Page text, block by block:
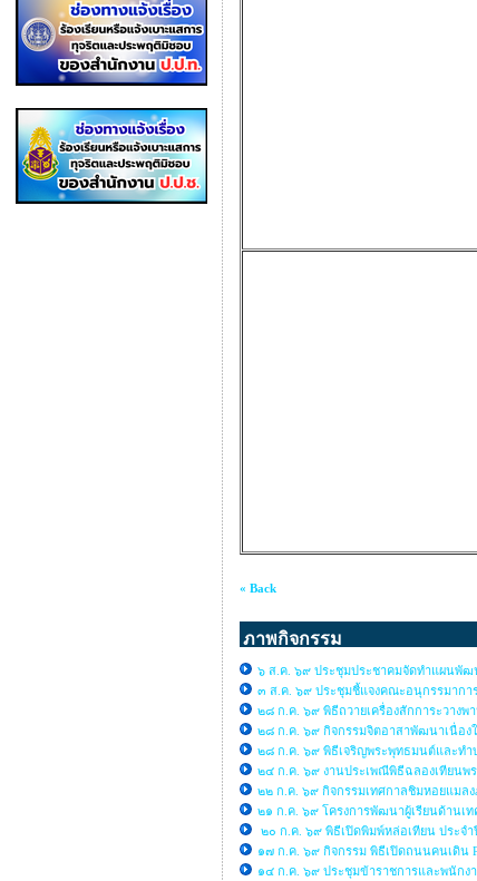
« Back
ภาพกิจกรรม
๖ ส.ค. ๖๙ ประชุมประชาคมจัดทำแผนพัฒ
๓ ส.ค. ๖๙ ประชุมชี้แจงคณะอนุกรรมาก
๒๘ ก.ค. ๖๙ พิธีถวายเครื่องสักการะวางพ
๒๘ ก.ค. ๖๙ กิจกรรมจิตอาสาพัฒนาเนื่อ
๒๘ ก.ค. ๖๙ พิธีเจริญพระพุทธมนต์และทำ
๒๔ ก.ค. ๖๙ งานประเพณีพิธีฉลองเทียนพ
๒๒ ก.ค. ๖๙ กิจกรรมเทศกาลชิมหอยแมล
๒๑ ก.ค. ๖๙ โครงการพัฒนาผู้เรียนด้านเ
๒๐ ก.ค. ๖๙ พิธีเปิดพิมพ์หล่อเทียน ประจ
๑๗ ก.ค. ๖๙ กิจกรรม พิธีเปิดถนนคนเดิน
๑๔ ก.ค. ๖๙ ประชุมข้าราชการและพนักง